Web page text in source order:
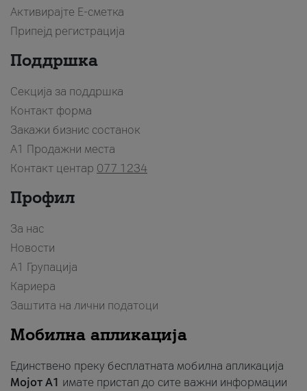
Активирајте Е-сметка
Припејд регистрација
Поддршка
Секција за поддршка
Контакт форма
Закажи бизнис состанок
A1 Продажни места
Контакт центар 077 1234
Профил
За нас
Новости
А1 Групација
Кариера
Заштита на лични податоци
Мобилна апликација
Единствено преку бесплатната мобилна апликација
Мојот A1 имате пристап до сите важни информации